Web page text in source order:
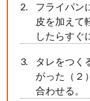
フライパン
皮を加えて
したらすぐ
タレをつく
がった（２
合わせる。